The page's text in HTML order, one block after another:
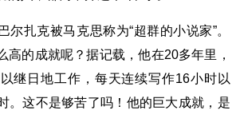
尔扎克被马克思称为“超群的小说家”。
高的成就呢？据记载，他在20多年里，
继日地工作，每天连续写作16小时以
。这不是够苦了吗！他的巨大成就，是